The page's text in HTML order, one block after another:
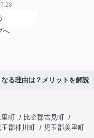
へ
る理由は？メリットを解説
里町
比企郡吉見町
玉郡神川町
児玉郡美里町